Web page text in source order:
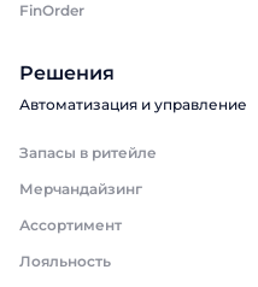
FinOrder
Решения
Автоматизация и управление
Запасы в ритейле
Мерчандайзинг
Ассортимент
Лояльность